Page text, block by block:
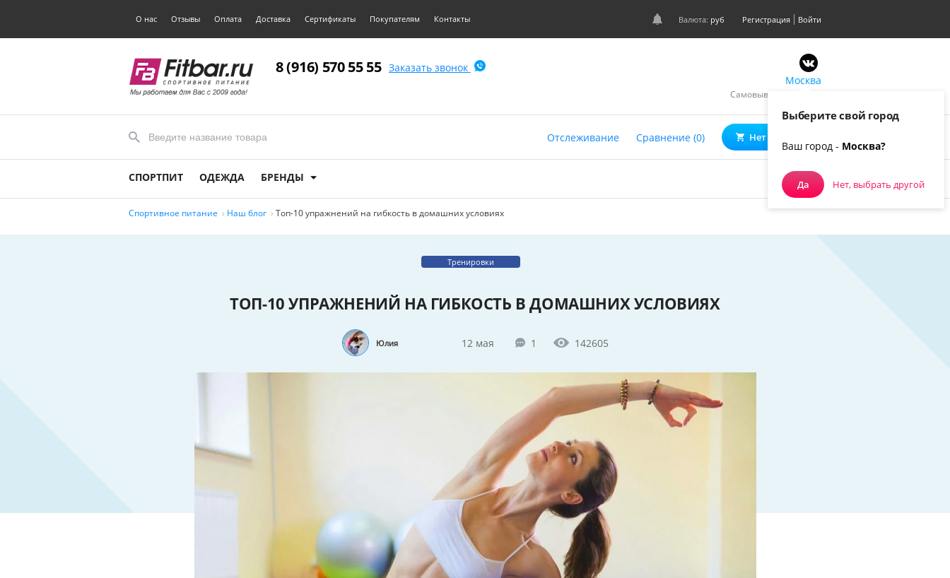
О нас Отзывы Оплата Доставка Сертификаты Покупателям Контакты Валюта: руб Регистрация Войти
8 (916) 570 55 55 Заказать звонок
Москва
Самовывоз, курьером
Отслеживание Сравнение (0) Нет товаров
СПОРТПИТ ОДЕЖДА БРЕНДЫ
Спортивное питание Наш блог Топ-10 упражнений на гибкость в домашних условиях
Тренировки
ТОП-10 УПРАЖНЕНИЙ НА ГИБКОСТЬ В ДОМАШНИХ УСЛОВИЯХ
Юлия 12 мая 1 142605
Выберите свой город
Ваш город - Москва?
Да Нет, выбрать другой